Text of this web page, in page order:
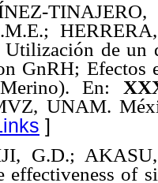
de un
GnRH; Efectos
En:
UNAM.
]
G.D.;
effectiveness of